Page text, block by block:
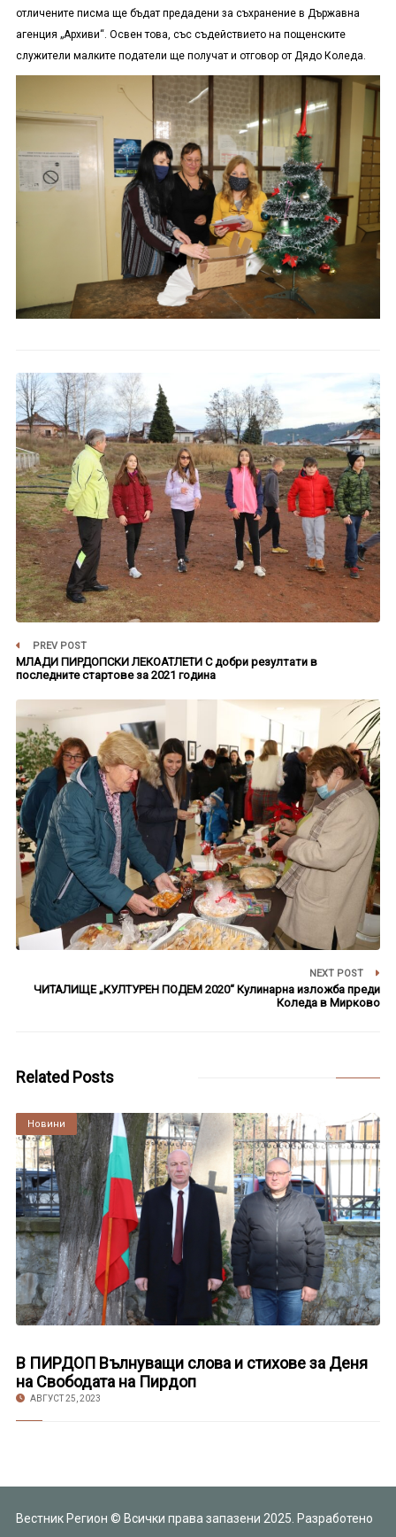
отличените писма ще бъдат предадени за съхранение в Държавна
агенция „Архиви“. Освен това, със съдействието на пощенските
служители малките податели ще получат и отговор от Дядо Коледа.
PREV POST
МЛАДИ ПИРДОПСКИ ЛЕКОАТЛЕТИ С добри резултати в
последните стартове за 2021 година
NEXT POST
ЧИТАЛИЩЕ „КУЛТУРЕН ПОДЕМ 2020“ Кулинарна изложба преди
Коледа в Мирково
Related Posts
Култура
Новини
В ПИРДОП Вълнуващи слова и стихове за Деня
на Свободата на Пирдоп
АВГУСТ 25, 2023
Вестник Регион © Всички права запазени 2025. Разработено